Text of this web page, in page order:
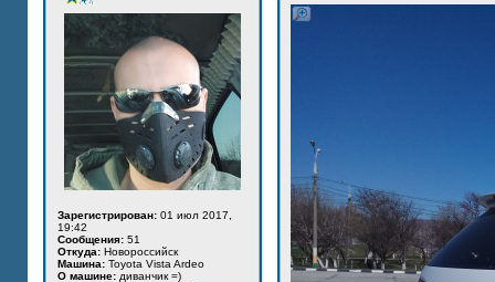
Зарегистрирован: 01 июл 2017,
19:42
Сообщения: 51
Откуда: Новороссийск
Машина: Toyota Vista Ardeo
О машине: диванчик =)